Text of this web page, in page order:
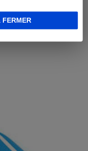
FERMER